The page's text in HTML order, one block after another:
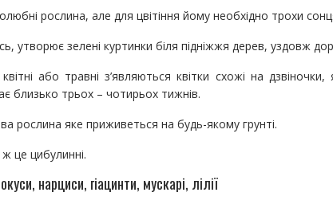
рослина, але для цвітіння йому необхідно трохи
утворює зелені куртинки біля підніжжя дерев, уздовж
або травні з’являються квітки схожі на
близько трьох – чотирьох тижнів.
рослина яке приживеться на будь-якому грунті.
це цибулинні.
нарциси, гіацинти, мускарі, лілії